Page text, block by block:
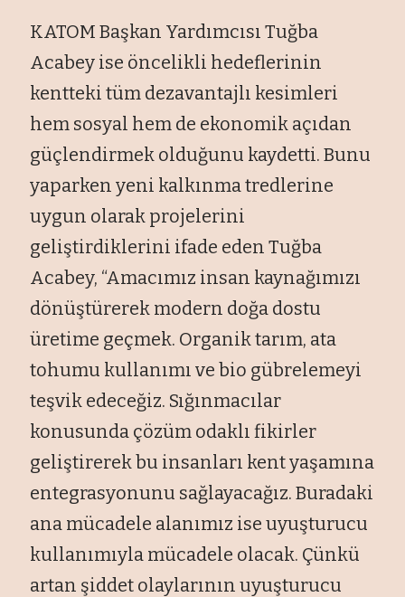
KATOM Başkan Yardımcısı Tuğba
Acabey ise öncelikli hedeflerinin
kentteki tüm dezavantajlı kesimleri
hem sosyal hem de ekonomik açıdan
güçlendirmek olduğunu kaydetti. Bunu
yaparken yeni kalkınma tredlerine
uygun olarak projelerini
geliştirdiklerini ifade eden Tuğba
Acabey, “Amacımız insan kaynağımızı
dönüştürerek modern doğa dostu
üretime geçmek. Organik tarım, ata
tohumu kullanımı ve bio gübrelemeyi
teşvik edeceğiz. Sığınmacılar
konusunda çözüm odaklı fikirler
geliştirerek bu insanları kent yaşamına
entegrasyonunu sağlayacağız. Buradaki
ana mücadele alanımız ise uyuşturucu
kullanımıyla mücadele olacak. Çünkü
artan şiddet olaylarının uyuşturucu